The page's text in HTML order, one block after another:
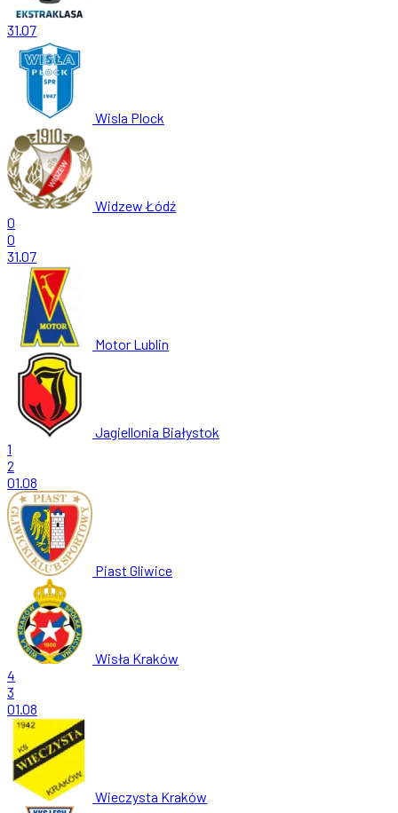
31.07
Wisla Plock
Widzew Łódź
0
0
31.07
Motor Lublin
Jagiellonia Białystok
1
2
01.08
Piast Gliwice
Wisła Kraków
4
3
01.08
Wieczysta Kraków